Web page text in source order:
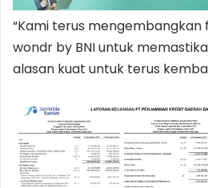
“Kami terus
wondr by BNI untuk
alasan kuat untuk terus